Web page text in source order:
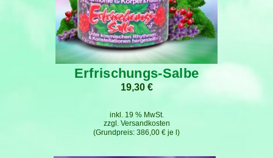
Erfrischungs-Salbe
19,30 €
386,00 € je
inkl. 19 % MwSt.
zzgl. Versandkosten